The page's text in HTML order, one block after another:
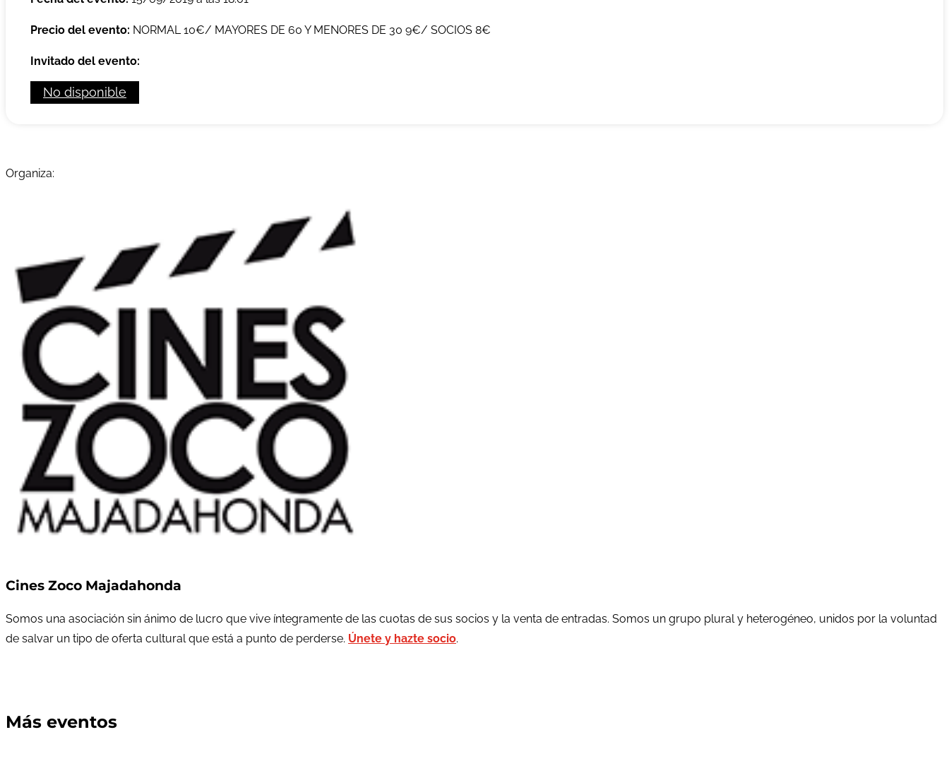
Precio del evento: NORMAL 10€/ MAYORES DE 60 Y MENORES DE 30 9€/ SOCIOS 8€
Invitado del evento:
No disponible
Organiza:
Cines Zoco Majadahonda
Somos una asociación sin ánimo de lucro que vive íntegramente de las cuotas de sus socios y la venta de entradas. Somos un grupo plural y heterogéneo, unidos por la voluntad
de salvar un tipo de oferta cultural que está a punto de perderse. Únete y hazte socio.
Más eventos